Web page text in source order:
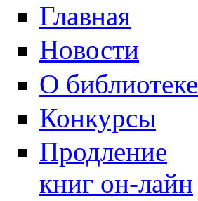
Главная
Новости
О библиотеке
Конкурсы
Продление
книг он-лайн